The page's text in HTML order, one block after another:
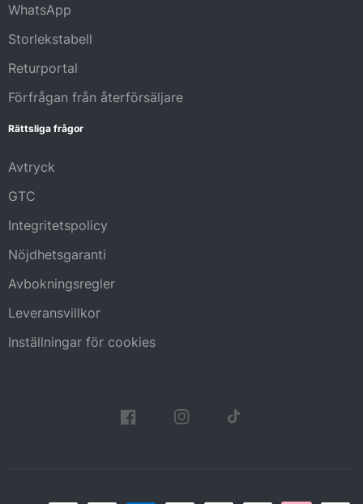
WhatsApp
Storlekstabell
Returportal
Förfrågan från återförsäljare
Rättsliga frågor
Avtryck
GTC
Integritetspolicy
Nöjdhetsgaranti
Avbokningsregler
Leveransvillkor
Inställningar för cookies